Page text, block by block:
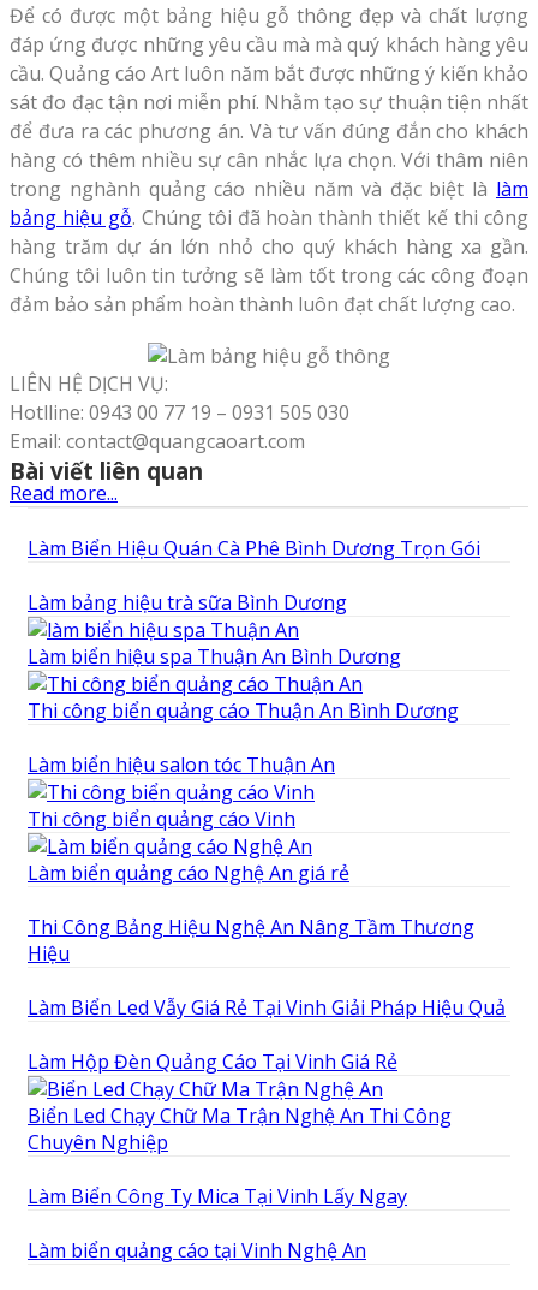
Để có được một bảng hiệu gỗ thông đẹp và chất lượng
đáp ứng được những yêu cầu mà mà quý khách hàng yêu
cầu. Quảng cáo Art luôn năm bắt được những ý kiến khảo
sát đo đạc tận nơi miễn phí. Nhằm tạo sự thuận tiện nhất
để đưa ra các phương án. Và tư vấn đúng đắn cho khách
hàng có thêm nhiều sự cân nhắc lựa chọn. Với thâm niên
trong nghành quảng cáo nhiều năm và đặc biệt là làm
bảng hiệu gỗ. Chúng tôi đã hoàn thành thiết kế thi công
hàng trăm dự án lớn nhỏ cho quý khách hàng xa gần.
Chúng tôi luôn tin tưởng sẽ làm tốt trong các công đoạn
đảm bảo sản phẩm hoàn thành luôn đạt chất lượng cao.
LIÊN HỆ DỊCH VỤ:
Hotlline: 0943 00 77 19 – 0931 505 030
Email: contact@quangcaoart.com
Read more...
Bài viết liên quan
Làm Biển Hiệu Quán Cà Phê Bình Dương Trọn Gói
Làm bảng hiệu trà sữa Bình Dương
Làm biển hiệu spa Thuận An Bình Dương
Thi công biển quảng cáo Thuận An Bình Dương
Làm biển hiệu salon tóc Thuận An
Thi công biển quảng cáo Vinh
Làm biển quảng cáo Nghệ An giá rẻ
Thi Công Bảng Hiệu Nghệ An Nâng Tầm Thương
Hiệu
Làm Biển Led Vẫy Giá Rẻ Tại Vinh Giải Pháp Hiệu Quả
Làm Hộp Đèn Quảng Cáo Tại Vinh Giá Rẻ
Biển Led Chạy Chữ Ma Trận Nghệ An Thi Công
Chuyên Nghiệp
Làm Biển Công Ty Mica Tại Vinh Lấy Ngay
Làm biển quảng cáo tại Vinh Nghệ An